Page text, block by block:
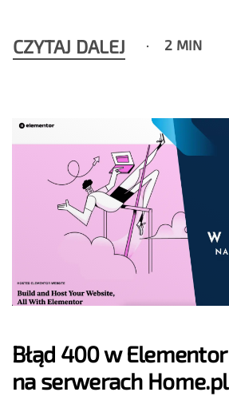
CZYTAJ DALEJ 2 MIN
Błąd 400 w Elementor
na serwerach Home.pl